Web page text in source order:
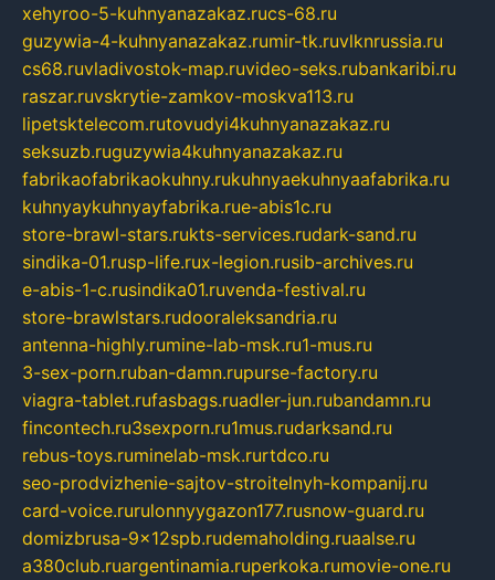
xehyroo-5-kuhnyanazakaz.rucs-68.ru
guzywia-4-kuhnyanazakaz.rumir-tk.ruvlknrussia.ru
cs68.ruvladivostok-map.ruvideo-seks.rubankaribi.ru
raszar.ruvskrytie-zamkov-moskva113.ru
lipetsktelecom.rutovudyi4kuhnyanazakaz.ru
seksuzb.ruguzywia4kuhnyanazakaz.ru
fabrikaofabrikaokuhny.rukuhnyaekuhnyaafabrika.ru
kuhnyaykuhnyayfabrika.rue-abis1c.ru
store-brawl-stars.rukts-services.rudark-sand.ru
sindika-01.rusp-life.rux-legion.rusib-archives.ru
e-abis-1-c.rusindika01.ruvenda-festival.ru
store-brawlstars.rudooraleksandria.ru
antenna-highly.rumine-lab-msk.ru1-mus.ru
3-sex-porn.ruban-damn.rupurse-factory.ru
viagra-tablet.rufasbags.ruadler-jun.rubandamn.ru
fincontech.ru3sexporn.ru1mus.rudarksand.ru
rebus-toys.ruminelab-msk.rurtdco.ru
seo-prodvizhenie-sajtov-stroitelnyh-kompanij.ru
card-voice.rurulonnyygazon177.rusnow-guard.ru
domizbrusa-9x12spb.rudemaholding.ruaalse.ru
a380club.ruargentinamia.ruperkoka.rumovie-one.ru